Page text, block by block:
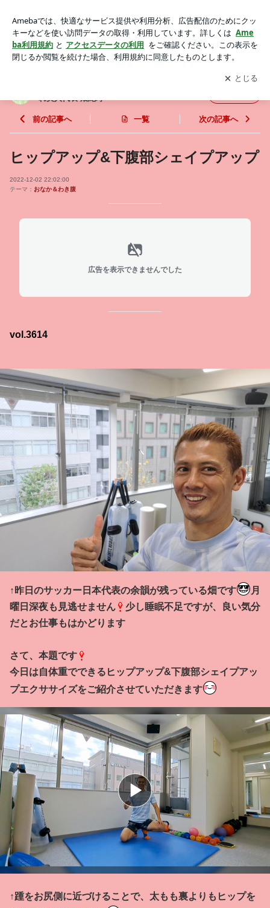
ナルトレーニングくびれ美人代表 畑紀寿
アプリをダウンロードして ブログの更新通知
を受け取りまし
ょう。
開く
れ美人代表 畑紀寿
前の記事へ 一覧 次の記事へ
ヒップアップ&下腹部シェイプアップ
2022-12-02 22:02:00
テーマ： おなか＆わき腹
広告を表示できませんでした
vol.3614
↑昨日のサッカー日本代表の余韻が残っている畑です
月
曜日深夜も見逃せません
少し睡眠不足ですが、良い気分
だとお仕事もはかどります
さて、本題です
今日は自体重でできるヒップアップ&下腹部シェイプアッ
プエクササイズをご紹介させていただきます
↑踵をお尻側に近づけることで、太もも裏よりもヒップを